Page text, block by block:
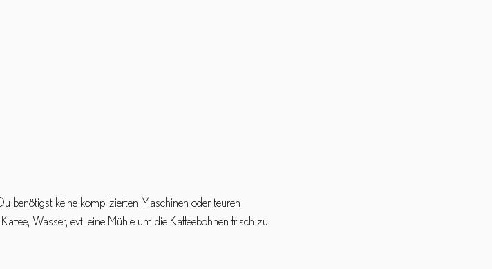
benötigst keine komplizierten Maschinen oder teuren
Wasser, evtl eine Mühle um die Kaffeebohnen frisch zu